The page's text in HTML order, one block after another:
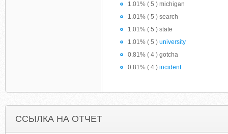
1.01% ( 5 ) michigan
1.01% ( 5 ) search
1.01% ( 5 ) state
1.01% ( 5 ) university
0.81% ( 4 ) gotcha
0.81% ( 4 ) incident
ССЫЛКА НА ОТЧЕТ